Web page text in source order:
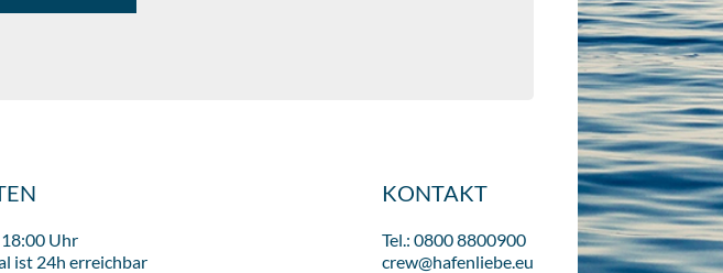
Uhr
ist 24h erreichbar
KONTAKT
Tel.: 0800 8800900
crew@hafenliebe.eu